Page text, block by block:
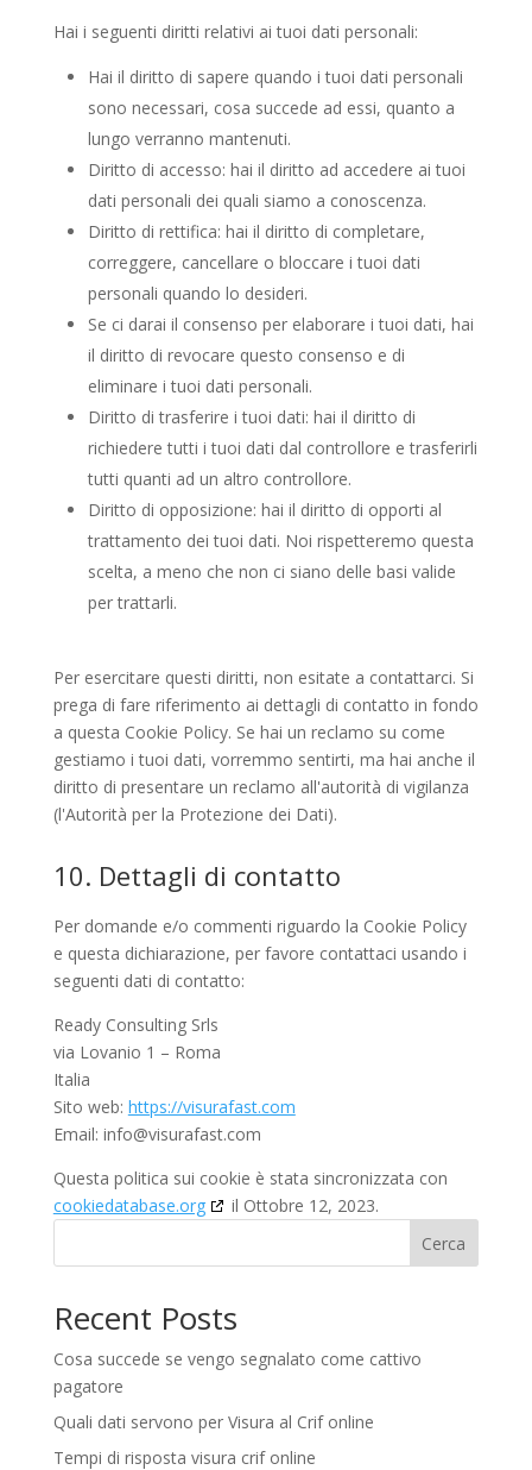
Hai i seguenti diritti relativi ai tuoi dati personali:
Hai il diritto di sapere quando i tuoi dati personali
sono necessari, cosa succede ad essi, quanto a
lungo verranno mantenuti.
Diritto di accesso: hai il diritto ad accedere ai tuoi
dati personali dei quali siamo a conoscenza.
Diritto di rettifica: hai il diritto di completare,
correggere, cancellare o bloccare i tuoi dati
personali quando lo desideri.
Se ci darai il consenso per elaborare i tuoi dati, hai
il diritto di revocare questo consenso e di
eliminare i tuoi dati personali.
Diritto di trasferire i tuoi dati: hai il diritto di
richiedere tutti i tuoi dati dal controllore e trasferirli
tutti quanti ad un altro controllore.
Diritto di opposizione: hai il diritto di opporti al
trattamento dei tuoi dati. Noi rispetteremo questa
scelta, a meno che non ci siano delle basi valide
per trattarli.
Per esercitare questi diritti, non esitate a contattarci. Si
prega di fare riferimento ai dettagli di contatto in fondo
a questa Cookie Policy. Se hai un reclamo su come
gestiamo i tuoi dati, vorremmo sentirti, ma hai anche il
diritto di presentare un reclamo all'autorità di vigilanza
(l'Autorità per la Protezione dei Dati).
10. Dettagli di contatto
Per domande e/o commenti riguardo la Cookie Policy
e questa dichiarazione, per favore contattaci usando i
seguenti dati di contatto:
Ready Consulting Srls
via Lovanio 1 – Roma
Italia
Sito web: https://visurafast.com
Email: moc.tsafarusiv@ofni
Questa politica sui cookie è stata sincronizzata con
cookiedatabase.org
il Ottobre 12, 2023.
Cerca
Recent Posts
Cosa succede se vengo segnalato come cattivo
pagatore
Quali dati servono per Visura al Crif online
Tempi di risposta visura crif online